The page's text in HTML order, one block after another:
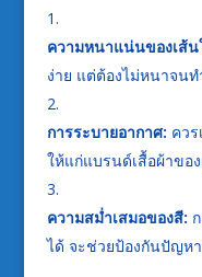
ความหนาแน่นของเส้น
ง่าย แต่ต้องไม่หนาจนท
การระบายอากาศ: คว
ให้แก่แบรนด์เสื้อผ้าขอ
ความสม่ำเสมอของสี:
ได้ จะช่วยป้องกันปัญห